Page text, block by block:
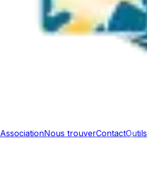
AssociationNous trouverContactOutils